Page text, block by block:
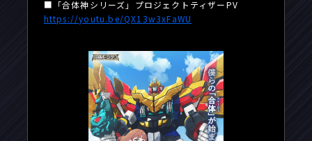
■「合体神シリーズ」プロジェクトティザーPV
https://youtu.be/QX13w3xFaWU